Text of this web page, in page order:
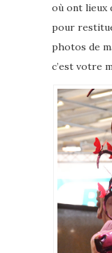
où ont lieux
pour
photos de
c’est votre